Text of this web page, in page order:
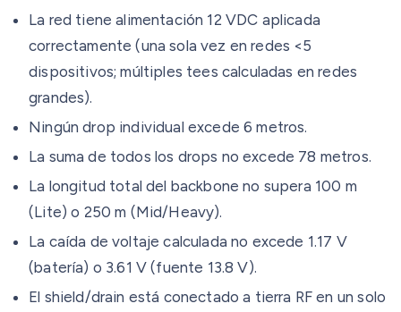
La red tiene alimentación 12 VDC aplicada
correctamente (una sola vez en redes <5
dispositivos; múltiples tees calculadas en redes
grandes).
Ningún drop individual excede 6 metros.
La suma de todos los drops no excede 78 metros.
La longitud total del backbone no supera 100 m
(Lite) o 250 m (Mid/Heavy).
La caída de voltaje calculada no excede 1.17 V
(batería) o 3.61 V (fuente 13.8 V).
El shield/drain está conectado a tierra RF en un solo